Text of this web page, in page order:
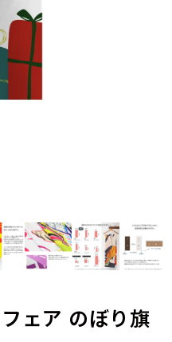
ェア のぼり旗
用してのぼり旗を
費用が発生いたし
の備考欄に「以前
専任のデザイナー
。書体などのご指
メージに最適のフ
的にのぼりの下部
したらロゴの印刷
でもデザインの修
度もある場合はお断り
かなる場合もキャン
よりも正像でみら
かと思いますので
かもしれません。
使用できます。
使用できます。
布などに開けた穴
るリングです。壁
、突風で倒れること
向きになってしまう
上チチ
布などに開けた穴
るリングです。壁
、突風で倒れること
向きになってしまう
左右チチ
（左右）
強縫製
+38円 ］
のついてない長辺・
短辺を補強縫製しま
補強
円 ］
ル（生地の厚みが
なる分、耐久性が上
す。タペストリー
等割りを意識して
加工時にカットす